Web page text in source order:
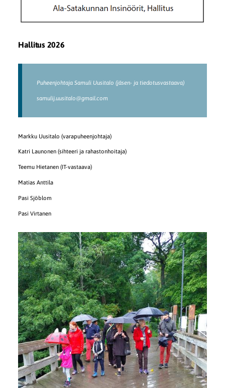
Hallitus 2026
Puheenjohtaja Samuli Uusitalo (jäsen- ja tiedotusvastaava)
samulij.uusitalo@gmail.com
Markku Uusitalo (varapuheenjohtaja)
Katri Launonen (sihteeri ja rahastonhoitaja)
Teemu Hietanen (IT-vastaava)
Matias Anttila
Pasi Sjöblom
Pasi Virtanen